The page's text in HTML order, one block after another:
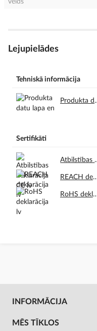
Lejupielādes
Tehniskā informācija
Sertifikāti
REACH
RoHS
INFORMĀCIJA
MĒS TĪKLOS